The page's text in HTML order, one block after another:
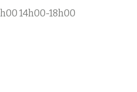
14h00-18h00